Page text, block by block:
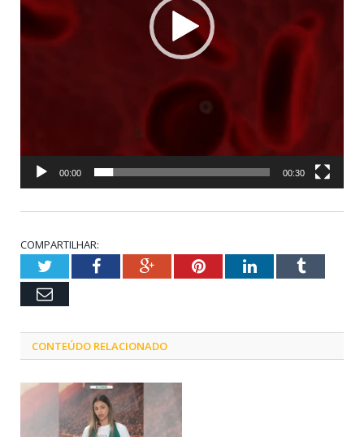
00:00 00:30
COMPARTILHAR:
TwitterFacebookGoogle+PinterestLinkedInTumblr
Email
CONTEÚDO RELACIONADO